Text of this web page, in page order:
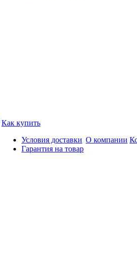
Как купить
Условия доставки
Гарантия на товар
О компании